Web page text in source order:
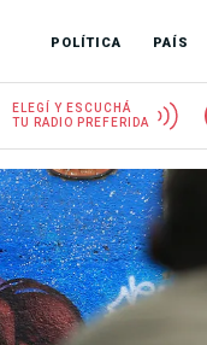
POLÍTICA PAÍS
ELEGÍ Y ESCUCHÁ
TU RADIO PREFERIDA